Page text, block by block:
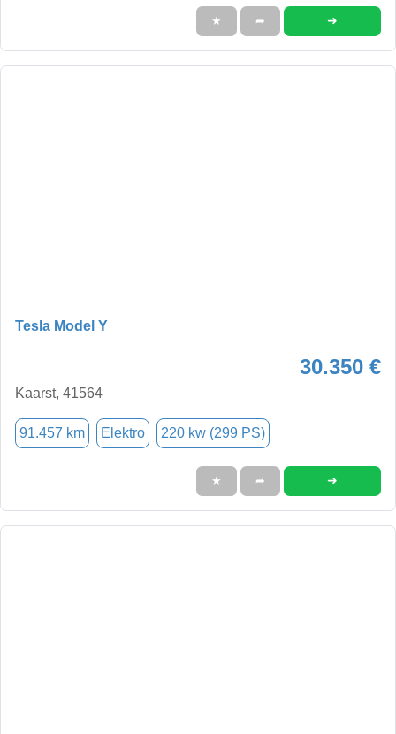
★ ➦ ➜
Tesla Model Y
30.350 €
Kaarst, 41564
91.457 km Elektro 220 kw (299 PS)
★ ➦ ➜